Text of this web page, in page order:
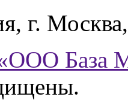
, г. Москва
База